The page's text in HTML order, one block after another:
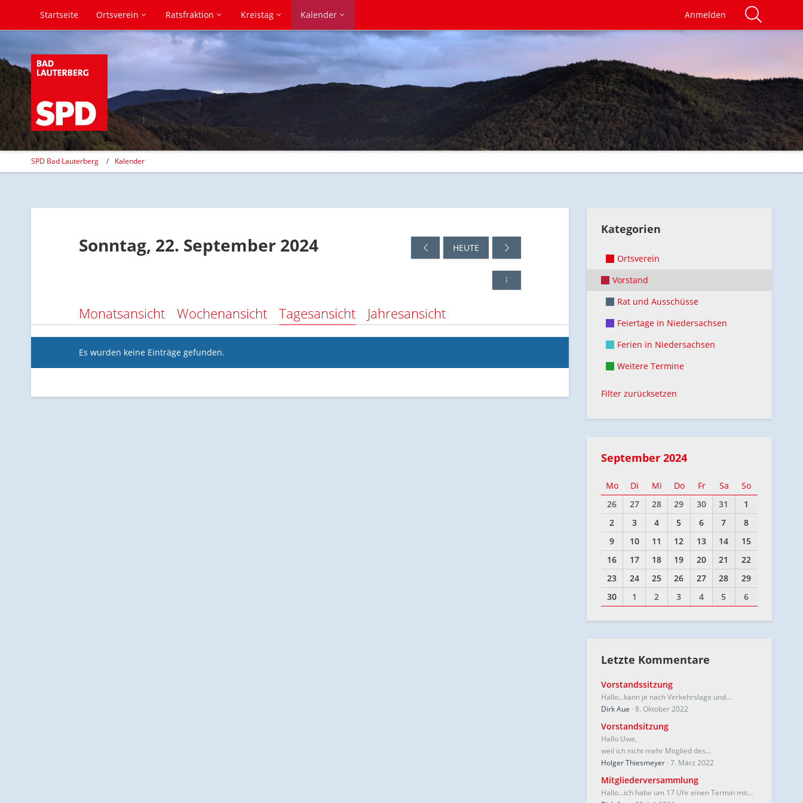
Startseite Ortsverein Ratsfraktion Kreistag Kalender Anmelden
SPD Bad Lauterberg Kalender
Sonntag, 22. September 2024 HEUTE
Monatsansicht Wochenansicht Tagesansicht Jahresansicht
Es wurden keine Einträge gefunden.
Kategorien
Ortsverein
Vorstand
Rat und Ausschüsse
Feiertage in Niedersachsen
Ferien in Niedersachsen
Weitere Termine
Filter zurücksetzen
September 2024
Mo Di Mi Do Fr Sa
So
26
27 28 29 30 31
1
2
3 4 5 6 7
8
9
10 11 12 13 14
15
16
17 18 19 20 21
22
23
24 25 26 27 28
29
30
1 2 3 4 5 6
Letzte Kommentare
Vorstandssitzung
Hallo…kann je nach Verkehrslage und…
Dirk Aue 8. Oktober 2022
Vorstandsitzung
Hallo Uwe,
weil ich nicht mehr Mitglied des…
Holger Thiesmeyer 7. März 2022
Mitgliederversammlung
Hallo...ich habe um 17 Uhr einen Termin mit…